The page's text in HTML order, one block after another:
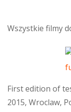
Wszystkie filmy
First edition of
2015, Wroclaw,